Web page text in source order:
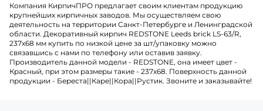
Компания КирпичПРО предлагает своим клиентам продукцию
крупнейших кирпичных заводов. Мы осуществляем свою
деятельность на территории Санкт-Петербурге и Ленинградской
области. Декоративный кирпич REDSTONE Leeds brick LS-63/R,
237х68 мм купить по низкой цене за шт/упаковку можно
связавшись с нами по телефону или оставив заявку.
Производитель данной модели - REDSTONE, она имеет цвет -
Красный, при этом размеры такие - 237х68. Поверхность данной
продукции - Береста||Каре||Кора||Рустик. Звоните и заказывайте!